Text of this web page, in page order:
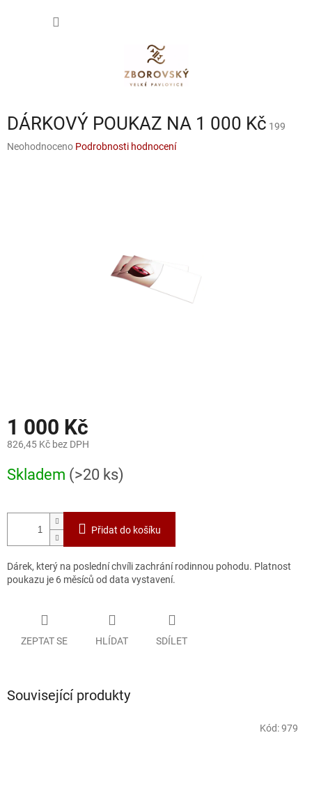
DÁRKOVÝ POUKAZ NA 1 000 Kč 199
Průměrné
Neohodnoceno Podrobnosti hodnocení
1 000 Kč
826,45 Kč bez DPH
cena:
Skladem (>20 ks)
Přidat do košíku
Dárek, který na poslední chvíli zachrání rodinnou pohodu. Platnost
poukazu je 6 měsíců od data vystavení.
ZEPTAT SE HLÍDAT SDÍLET
Související produkty
Kód:979